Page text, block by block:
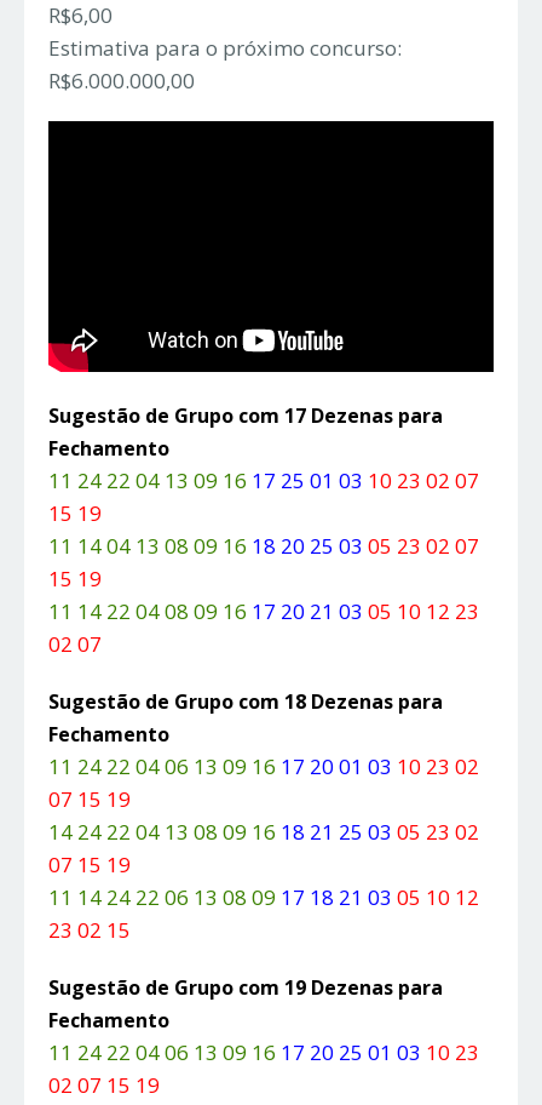
R$6,00
Estimativa para o próximo concurso:
R$6.000.000,00
Sugestão de Grupo com 17 Dezenas para
Fechamento
11 24 22 04 13 09 16 17 25 01 03 10 23 02 07
15 19
11 14 04 13 08 09 16 18 20 25 03 05 23 02 07
15 19
11 14 22 04 08 09 16 17 20 21 03 05 10 12 23
02 07
Sugestão de Grupo com 18 Dezenas para
Fechamento
11 24 22 04 06 13 09 16 17 20 01 03 10 23 02
07 15 19
14 24 22 04 13 08 09 16 18 21 25 03 05 23 02
07 15 19
11 14 24 22 06 13 08 09 17 18 21 03 05 10 12
23 02 15
Sugestão de Grupo com 19 Dezenas para
Fechamento
11 24 22 04 06 13 09 16 17 20 25 01 03 10 23
02 07 15 19